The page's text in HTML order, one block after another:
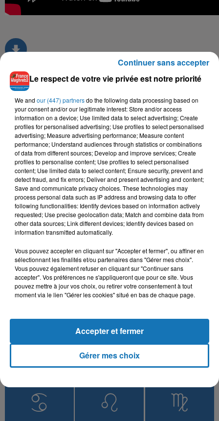
TITRES DIFFUSÉS
12h16
12h16
CHEB MAMI
Ana Oualache
12h12
12h12
DJ MOULAY, NOUR EL
HOUDA
Kont Nkhaf Alik
12h08
12h08
FAYCAL MIGNON, TOXICO
Hya Li Bghat
L'HOROSCOPE
Le respect de votre vie privée est notre priorité
We and our (447) partnersdo the following data processing based on
your consent and/or our legitimate interest: Store and/or access
information on a device; Use limited data to select advertising; Create
profiles for personalised advertising; Use profiles to select personalised
advertising; Measure advertising performance; Measure content
performance; Understand audiences through statistics or combinations
of data from different sources; Develop and improve services; Create
profiles to personalise content; Use profiles to select personalised
content; Use limited data to select content; Ensure security, prevent and
detect fraud, and fix errors; Deliver and present advertising and content;
Save and communicate privacy choices. These technologies may
process personal data such as IP address and browsing data to offer
following functionalities: Identify devices based on information actively
requested; Use precise geolocation data; Match and combine data from
other data sources; Link different devices; Identify devices based on
information transmitted automatically.
Vous pouvez accepter en cliquant sur "Accepter et fermer", ou affiner en
sélectionnant les finalités et/ou partenaires dans "Gérer mes choix".
Vous pouvez également refuser en cliquant sur "Continuer sans
accepter". Vos préférences ne s'appliqueront que pour ce site. Vous
pouvez mettre à jour vos choix, ou retirer votre consentement à tout
moment via le lien "Gérer les cookies" situé en bas de chaque page.
Gérer mes choix
Accepter et fermer
Continuer sans accepter